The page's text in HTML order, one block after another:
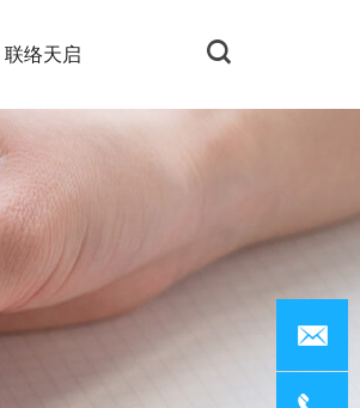
联络天启